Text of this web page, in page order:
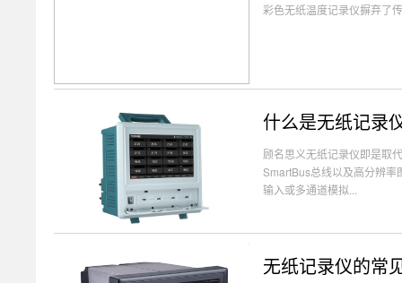
彩色无纸温度记录仪摒弃了
什么是无纸记录
顾名思义无纸记录仪即是取代
SmartBus总线以及高分辨
输入或多通道模拟...
无纸记录仪的常